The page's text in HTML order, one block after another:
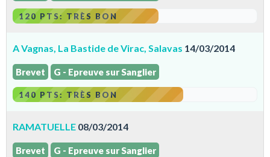
120 PTS: TRÈS BON
A Vagnas, La Bastide de Virac, Salavas 14/03/2014
Brevet G - Epreuve sur Sanglier
140 PTS: TRÈS BON
RAMATUELLE 08/03/2014
Brevet G - Epreuve sur Sanglier